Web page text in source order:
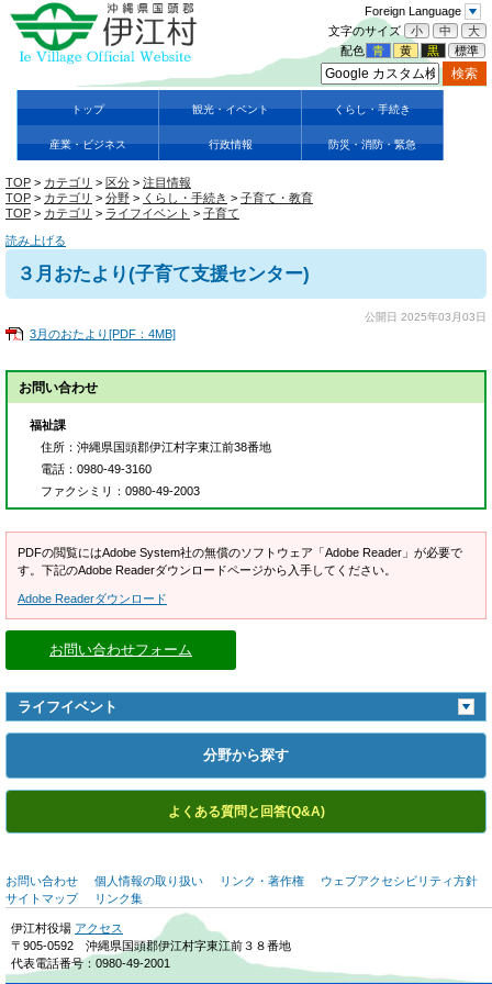
Foreign Language
文字のサイズ
小 中
大
配色 青 黄 黒 標準
トップ 観光・イベント くらし・手続き
産業・ビジネス 行政情報 防災・消防・緊急
TOP > カテゴリ > 区分 > 注目情報
TOP > カテゴリ > 分野 > くらし・手続き > 子育て・教育
TOP > カテゴリ > ライフイベント > 子育て
読み上げる
３月おたより(子育て支援センター)
公開日 2025年03月03日
3月のおたより[PDF：4MB]
お問い合わせ
福祉課
住所 ：沖縄県国頭郡伊江村字東江前38番地
電話 ：0980-49-3160
ファクシミリ
：0980-49-2003
PDFの閲覧にはAdobe System社の無償のソフトウェア「Adobe Reader」が必要で
す。下記のAdobe Readerダウンロードページから入手してください。
Adobe Readerダウンロード
お問い合わせフォーム
ライフイベント
分野から探す
よくある質問と回答(Q&A)
お問い合わせ 個人情報の取り扱い リンク・著作権
ウェブアクセシビリティ方針
サイトマップ
リンク集
伊江村役場 アクセス
〒905-0592 沖縄県国頭郡伊江村字東江前３８番地
代表電話番号：0980-49-2001